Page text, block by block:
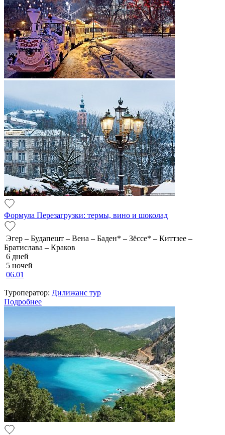
Формула Перезагрузки: термы, вино и шоколад
Эгер – Будапешт – Вена – Баден* – Зёссе* – Киттзее –
Братислава – Краков
6 дней
5 ночей
06.01
Туроператор: Дилижанс тур
Подробнее